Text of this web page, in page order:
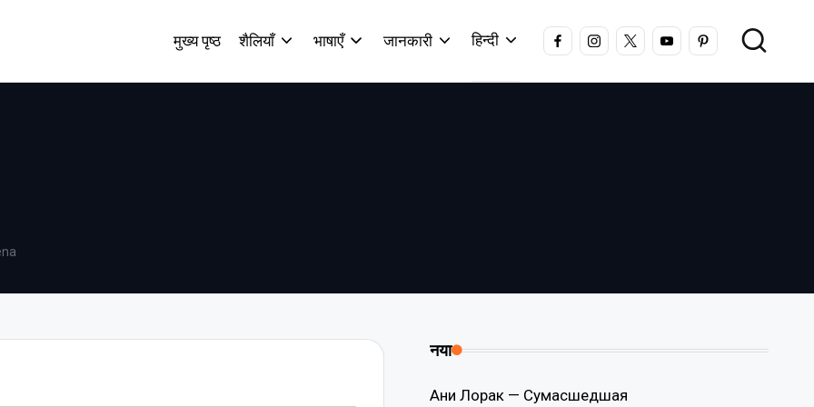
मुख्य पृष्ठ शैलियाँ भाषाएँ जानकारी हिन्दी FACEBOOKINSTAGRAM
X YOUTUBEPINTEREST
नया
Ани Лорак — Сумасшедшая